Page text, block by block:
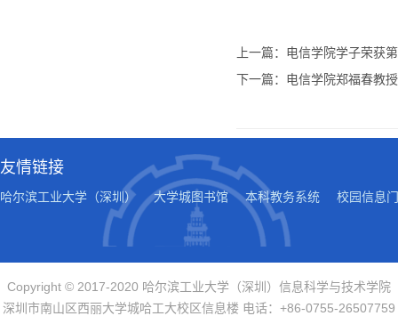
上一篇：电信学院学子荣获
下一篇：电信学院郑福春教
友情链接
哈尔滨工业大学（深圳） 大学城图书馆 本科教务系统 校园信息
Copyright © 2017-2020 哈尔滨工业大学（深圳）信息科学与技术学院
深圳市南山区西丽大学城哈工大校区信息楼 电话：+86-0755-26507759